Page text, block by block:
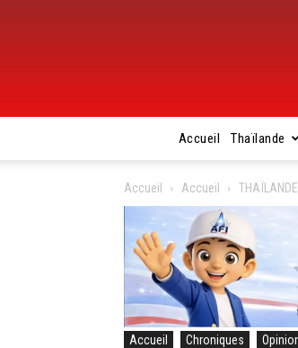
Accueil Thaïlande
Accueil Accueil
Accueil Chroniques